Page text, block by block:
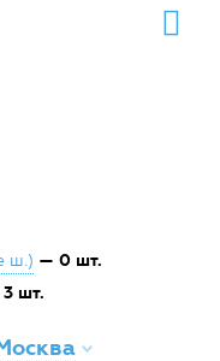
ш.) — 0 шт.
шт.